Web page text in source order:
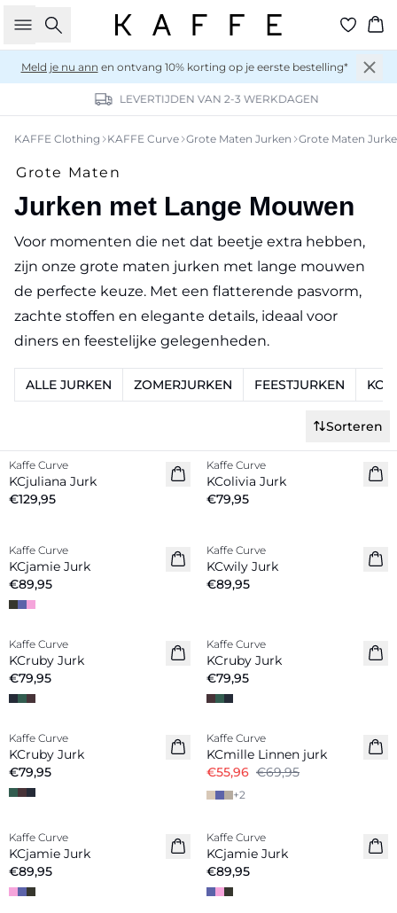
Zoeken
Meld je nu ann en ontvang 10% korting op je eerste bestelling*
LEVERTIJDEN VAN 2-3 WERKDAGEN
KAFFE Clothing KAFFE Curve Grote Maten Jurken Grote Maten
Jurken met Lange Mouwen
Grote Maten
Voor momenten die net dat beetje extra hebben,
zijn onze grote maten jurken met lange mouwen
de perfecte keuze. Met een flatterende pasvorm,
zachte stoffen en elegante details, ideaal voor
diners en feestelijke gelegenheden.
ALLE JURKEN ZOMERJURKEN FEESTJURKEN
Sorteren
Nieuw
Kaffe Curve
KCjuliana Jurk
€129,95
Nieuw
Kaffe Curve
KColivia Jurk
€79,95
Nieuw
Kaffe Curve
KCjamie Jurk
€89,95
Nieuw
Kaffe Curve
KCwily Jurk
€89,95
Nieuw
Kaffe Curve
KCruby Jurk
€79,95
Nieuw
Kaffe Curve
KCruby Jurk
€79,95
Nieuw
Kaffe Curve
KCruby Jurk
€79,95
Linnenmix
-20%
Kaffe Curve
KCmille Linnen jurk
€55,96 €69,95
+2
Kaffe Curve
KCjamie Jurk
€89,95
Kaffe Curve
KCjamie Jurk
€89,95
-50% -20%